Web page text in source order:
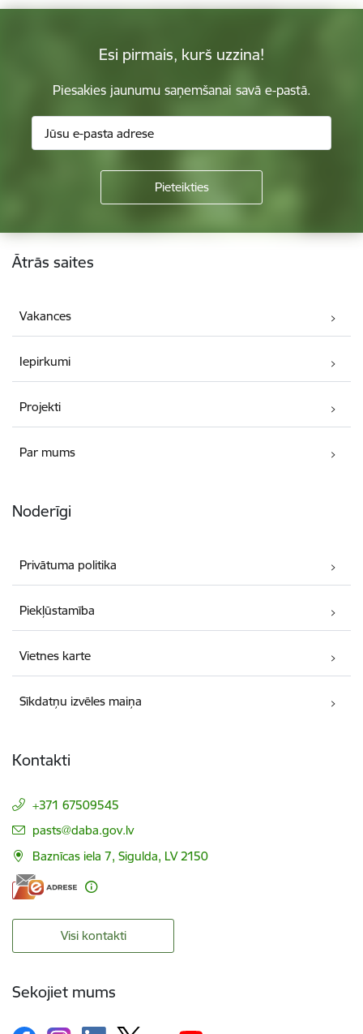
Esi pirmais, kurš uzzina!
Piesakies jaunumu saņemšanai savā e-pastā.
Kājene
Ātrās saites
Vakances
Iepirkumi
Projekti
Par mums
Noderīgi
Privātuma politika
Piekļūstamība
Vietnes karte
Sīkdatņu izvēles maiņa
Kontakti
+371 67509545
E-pasts:
pasts@daba.gov.lv
Baznīcas iela 7, Sigulda, LV 2150
Visi kontakti
Sekojiet mums